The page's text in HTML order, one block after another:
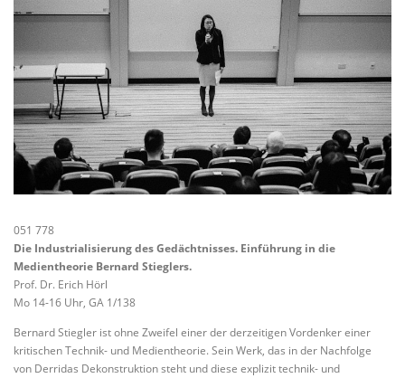
051 778
Die Industrialisierung des Gedächtnisses. Einführung in die
Medientheorie Bernard Stieglers.
Prof. Dr. Erich Hörl
Mo 14-16 Uhr, GA 1/138
Bernard Stiegler ist ohne Zweifel einer der derzeitigen Vordenker einer
kritischen Technik- und Medientheorie. Sein Werk, das in der Nachfolge
von Derridas Dekonstruktion steht und diese explizit technik- und